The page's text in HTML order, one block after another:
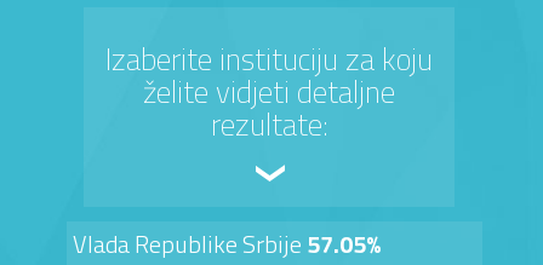
Izaberite instituciju za koju
želite vidjeti detaljne
rezultate:
Vlada Republike Srbije57.05%